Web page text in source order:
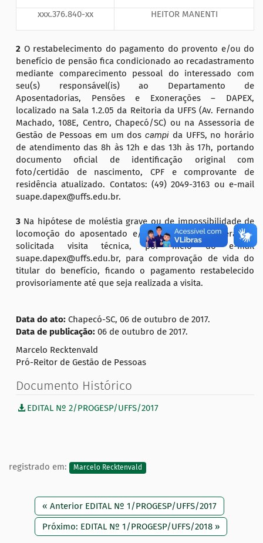
xxx.376.840-xx HEITOR MANENTI
2 O restabelecimento do pagamento do provento e/ou do
benefício de pensão fica condicionado ao recadastramento
mediante comparecimento pessoal do interessado com
seu(s) responsável(is) ao Departamento de
Aposentadorias, Pensões e Exonerações – DAPEX,
localizado na Sala 1.2.05 da Reitoria da UFFS (Av. Fernando
Machado, 108E, Centro, Chapecó/SC) ou na Assessoria de
Gestão de Pessoas em um doscampi da UFFS, no horário
de atendimento das 8h às 12h e das 13h às 17h, portando
documento oficial de identificação original com
foto/certidão de nascimento, CPF e comprovante de
residência atualizado. Contatos: (49) 2049-3163 ou e-mail
suape.dapex@uffs.edu.br.
3 Na hipótese de moléstia grave ou de impossibilidade de
locomoção do aposentado e/ou pensionista, deverá ser
solicitada visita técnica, por meio do e-mail
suape.dapex@uffs.edu.br, para comprovação de vida do
titular do benefício, ficando o pagamento restabelecido
provisoriamente até que seja realizada a visita.
Data do ato: Chapecó-SC, 06 de outubro de 2017.
Data de publicação: 06 de outubro de 2017.
Marcelo Recktenvald
Pró-Reitor de Gestão de Pessoas
Documento Histórico
EDITAL Nº 2/PROGESP/UFFS/2017
registrado em: Marcelo Recktenvald
« Anterior EDITAL Nº 1/PROGESP/UFFS/2017
Próximo: EDITAL Nº 1/PROGESP/UFFS/2018 »